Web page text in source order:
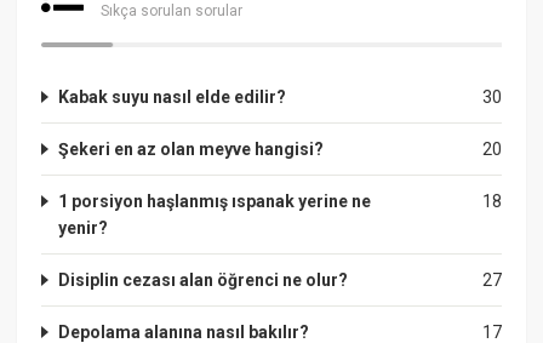
Sıkça sorulan sorular
30
Kabak suyu nasıl elde edilir?
20
Şekeri en az olan meyve hangisi?
18
1 porsiyon haşlanmış ıspanak yerine ne
yenir?
27
Disiplin cezası alan öğrenci ne olur?
17
Depolama alanına nasıl bakılır?